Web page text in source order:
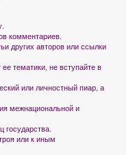
комментариев.
других авторов или ссылки
тематики, не вступайте в
или личностный пиар, а
межнациональной и
государства.
или к иным